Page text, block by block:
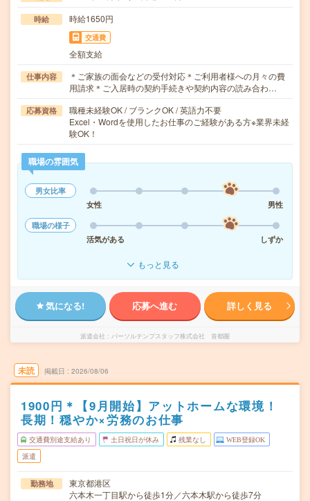
時給 時給1650円
交通費
全額支給
仕事内容
＊ご家族の面会などの受付対応＊ご利用者様への月々の費
用請求＊ご入居時の契約手続きや契約内容の読み合わ…
応募資格
職種未経験OK / ブランクOK / 英語力不要
Excel・Wordを使用したお仕事のご経験がある方※業界未経
験OK！
職場の雰囲気
男女比率
女性
男性
職場の様子
活気がある
しずか
もっと見る
気になる! 応募へ進む 詳しく見る
派遣会社 パーソルテンプスタッフ株式会社 首都圏
未読 掲載日 2026/08/06
1900円＊【9月開始】アットホームな環境！
長期！穏やか×労務のお仕事
交通費別途支給あり 土日祝日が休み 残業なし WEB登録OK
派遣
勤務地
東京都港区
六本木一丁目駅から徒歩1分／六本木駅から徒歩7分